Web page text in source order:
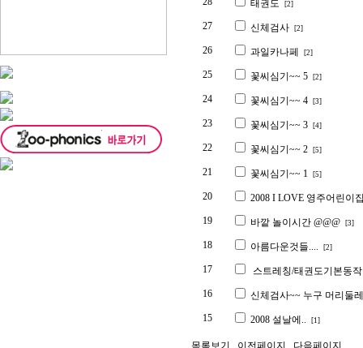
태권도 [2]
27 신체검사 [2]
26 과일카나페 [2]
25 꽃씨심기~~ 5 [2]
24 꽃씨심기~~ 4 [3]
23 꽃씨심기~~ 3 [4]
22 꽃씨심기~~ 2 [5]
21 꽃씨심기~~ 1 [5]
20
2008 I LOVE 영주어린이
19
바깥 놀이시간 @@@ [3]
18 아름다운것들.... [2]
17
스트레칭/태권도기본동
16
신체검사~~ 누구 머리둘
15
2008 설날에.. [1]
목록보기 이전페이지 다음페이지